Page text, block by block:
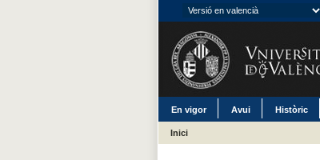
En vigor Avui Històric
Inici